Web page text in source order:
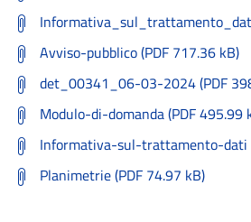
Avviso-pubblico (PDF 717.36 kB)
det_00341_06-03-2024 (PDF
Modulo-di-domanda (PDF 495.99
Informativa-sul-trattamento-dati
Planimetrie (PDF 74.97 kB)